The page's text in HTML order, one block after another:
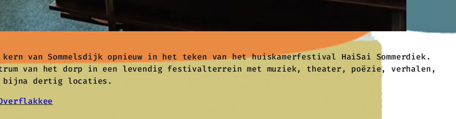
van Sommelsdijk opnieuw in het teken van het huiskamerfestival HaiSai Sommerdiek.
van het dorp in een levendig festivalterrein met muziek, theater, poëzie, verhalen,
bijna dertig locaties.